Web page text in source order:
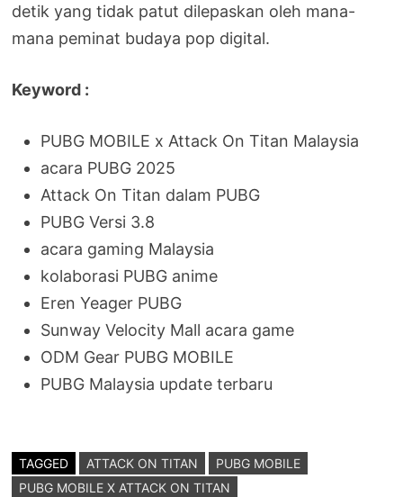
detik yang tidak patut dilepaskan oleh mana-
mana peminat budaya pop digital.
Keyword :
PUBG MOBILE x Attack On Titan Malaysia
acara PUBG 2025
Attack On Titan dalam PUBG
PUBG Versi 3.8
acara gaming Malaysia
kolaborasi PUBG anime
Eren Yeager PUBG
Sunway Velocity Mall acara game
ODM Gear PUBG MOBILE
PUBG Malaysia update terbaru
TAGGED ATTACK ON TITAN
PUBG MOBILE
PUBG MOBILE X ATTACK ON TITAN